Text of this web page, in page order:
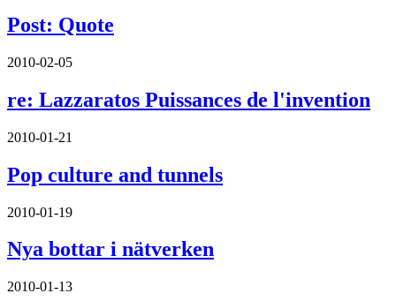
Post: Quote
2010-02-05
re: Lazzaratos Puissances de l'invention
2010-01-21
Pop culture and tunnels
2010-01-19
Nya bottar i nätverken
2010-01-13